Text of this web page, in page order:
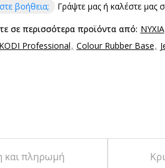
βοήθεια; Γράψτε μας ή καλέστε μας
σε περισσότερα προϊόντα από: ΝΥΧΙΑ
Professional Colour Rubber Base
και πληρωμή